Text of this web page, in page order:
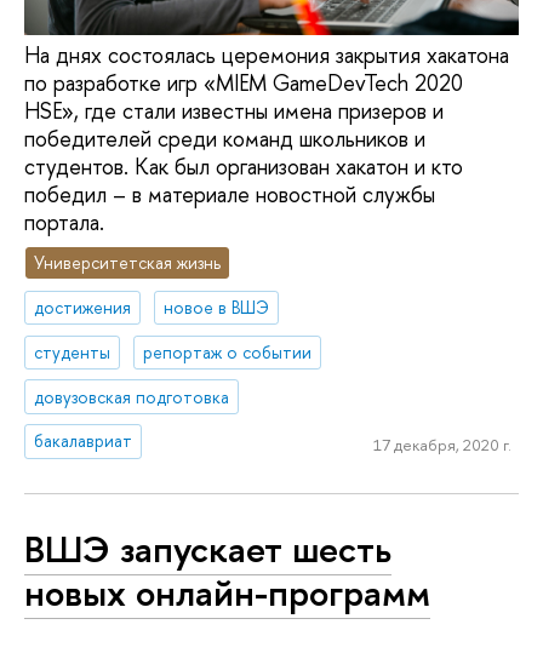
На днях состоялась церемония закрытия хакатона
по разработке игр «MIEM GameDevTech 2020
HSE», где стали известны имена призеров и
победителей среди команд школьников и
студентов. Как был организован хакатон и кто
победил – в материале новостной службы
портала.
Университетская жизнь
достижения
новое в ВШЭ
студенты
репортаж о событии
довузовская подготовка
бакалавриат
17 декабря, 2020 г.
ВШЭ запускает шесть
новых онлайн-программ